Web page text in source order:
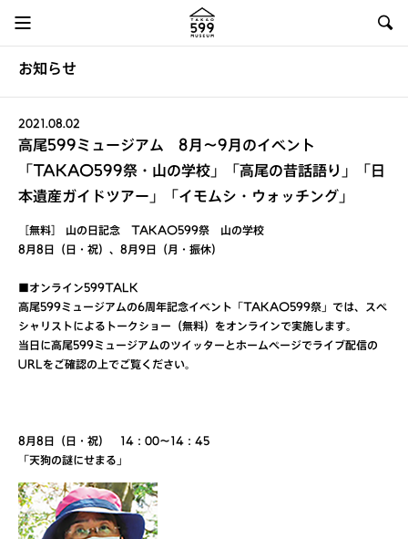
お知らせ
2021.08.02
高尾599ミュージアム 8月～9月のイベント
「TAKAO599祭・山の学校」「高尾の昔話語り」「日
本遺産ガイドツアー」「イモムシ・ウォッチング」
［無料］ 山の日記念 TAKAO599祭 山の学校
8月8日（日・祝）、8月9日（月・振休）
■オンライン599TALK
高尾599ミュージアムの6周年記念イベント「TAKAO599祭」では、スペ
シャリストによるトークショー（無料）をオンラインで実施します。
当日に高尾599ミュージアムのツイッターとホームページでライブ配信の
URLをご確認の上でご覧ください。
8月8日（日・祝） 14：00～14：45
「天狗の謎にせまる」